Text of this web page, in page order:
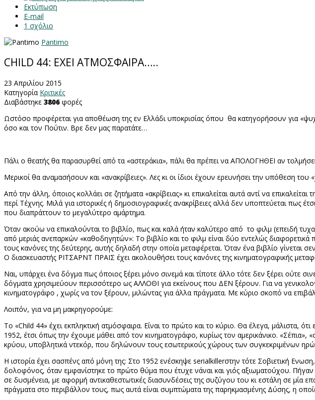
Εκτύπωση
E-mail
1 σχόλιο
Pantimo
CHILD 44: ΕΧΕΙ ΑΤΜΟΣΦΑΙΡΑ…..
23 Απριλίου 2015
Κατηγορία Κριτικές
Διαβάστηκε 3806 φορές
Ωστόσο προφέρεται για αποθέωση της εν Ελλάδι υποκρισίας όπου θα κατηγορήσουν για
όσο και τον Πούτιν. Βρε δεν μας παρατάτε…
Πάλι ο θεατής θα παρασυρθεί από τα «αστεράκια», πάλι θα πρέπει να ΑΠΟΛΟΓΗΘΕΙ αν
Μερικοί θα αναμασήσουν και «ανακρίβειες». Λες κι οι ίδιοι έχουν ερευνήσει την υπόθεση
Από την άλλη, όποιος κολλάει σε ζητήματα «ακρίβειας» κι επικαλείται αυτά αντί να
περί Τέχνης. Μιλά για ιστορικές ή δημοσιογραφικές ανακρίβειες αλλά δεν υποπτεύεται πως
που διαπράττουν το μεγαλύτερο αμάρτημα.
Όταν ακούω να επικαλούνται το βιβλίο, πως και καλά ήταν καλύτερο από το φιλμ (επειδή
από μεριάς ανεπαρκών «καθοδηγητών»: Το βιβλίο και το φιλμ είναι δύο εντελώς
τους κανόνες της δεύτερης, αυτής δηλαδή στην οποία μεταφέρεται. Όταν ένα βιβλίο γίνεται
Ο διασκευαστής ΡΙΤΣΑΡΝΤ ΠΡΑΙΣ έχει ακολουθήσει τους κανόνες της κινηματογραφικής
Ναι, υπάρχει ένα δόγμα πως όποιος ξέρει μόνο σινεμά και τίποτε άλλο τότε δεν ξέρει
δόγματα χρησιμεύουν περισσότερο ως ΑΛΛΟΘΙ για εκείνους που ΔΕΝ ξέρουν. Για να
κινηματογράφο , χωρίς να τον ξέρουν, μιλώντας για άλλα πράγματα. Με κύριο σκοπό να
Λοιπόν, για να μη μακρηγορούμε:
Το «Child 44» έχει εκπληκτική ατμόσφαιρα. Είναι το πρώτο και το κύριο. Θα έλεγα, μάλιστα,
1952, έτσι όπως την έχουμε μάθει από τον κινηματογράφο, κυρίως τον αμερικάνικο.
κρύου, υποβλητικά ντεκόρ, που δηλώνουν τους εσωτερικούς χώρους των συγκεκριμένων
Η ιστορία έχει σασπένς από μόνη της: Στο 1952 ενέσκηψε serialkillerστην τότε Σοβιετική
δολοφόνος, όταν εμφανίστηκε το πρώτο θύμα που έτυχε νάναι και γιός αξιωματούχου.
σε δυσμένεια, με αφορμή αντικαθεστωτικές διασυνδέσεις της συζύγου του κι εστάλη σε μία
πράγματα στο περιβάλλον τους, πως αυτά είναι συμπτώματα της παρηκμασμένης Δύσης, η